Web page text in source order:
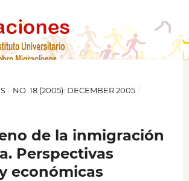
/ NO. 18 (2005): DECEMBER 2005 /
de la inmigración
Perspectivas
económicas